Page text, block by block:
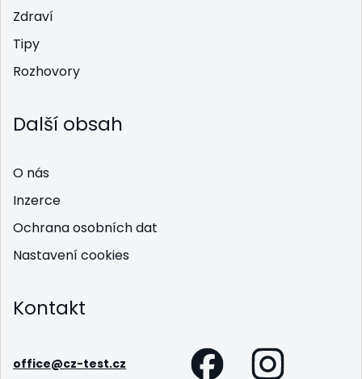
Zdraví
Tipy
Rozhovory
Další obsah
O nás
Inzerce
Ochrana osobních dat
Nastavení cookies
Kontakt
office@cz-test.cz